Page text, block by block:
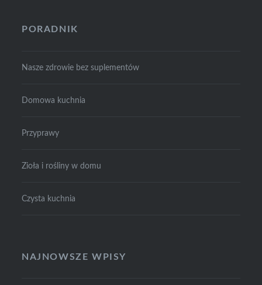
PORADNIK
Nasze zdrowie bez suplementów
Domowa kuchnia
Przyprawy
Zioła i rośliny w domu
Czysta kuchnia
NAJNOWSZE WPISY